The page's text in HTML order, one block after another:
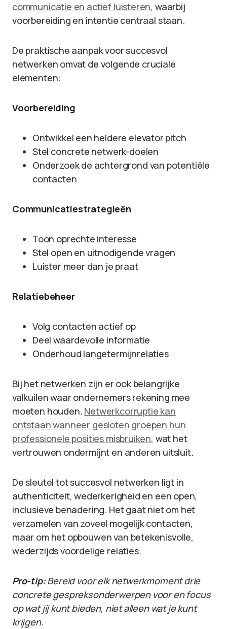
communicatie en actief luisteren, waarbij
voorbereiding en intentie centraal staan.
De praktische aanpak voor succesvol
netwerken omvat de volgende cruciale
elementen:
Voorbereiding
Ontwikkel een heldere elevator pitch
Stel concrete netwerk-doelen
Onderzoek de achtergrond van potentiële
contacten
Communicatiestrategieën
Toon oprechte interesse
Stel open en uitnodigende vragen
Luister meer dan je praat
Relatiebeheer
Volg contacten actief op
Deel waardevolle informatie
Onderhoud langetermijnrelaties
Bij het netwerken zijn er ook belangrijke
valkuilen waar ondernemers rekening mee
moeten houden. Netwerkcorruptie kan
ontstaan wanneer gesloten groepen hun
professionele posities misbruiken, wat het
vertrouwen ondermijnt en anderen uitsluit.
De sleutel tot succesvol netwerken ligt in
authenticiteit, wederkerigheid en een open,
inclusieve benadering. Het gaat niet om het
verzamelen van zoveel mogelijk contacten,
maar om het opbouwen van betekenisvolle,
wederzijds voordelige relaties.
Pro-tip:Bereid voor elk netwerkmoment drie
concrete gespreksonderwerpen voor en focus
op wat jij kunt bieden, niet alleen wat je kunt
krijgen.